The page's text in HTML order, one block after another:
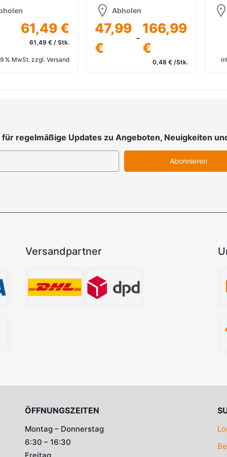
61,49 €
61,49 € / Stk.
% MwSt. zzgl. Versand
Abholen
47,99
€
-
166,99
€
0,48 € /Stk.
regelmäßige Updates zu Angeboten, Neuigkeiten
Abonnieren
Versandpartner
ÖFFNUNGSZEITEN
Montag – Donnerstag
6:30 – 16:30
Freitag